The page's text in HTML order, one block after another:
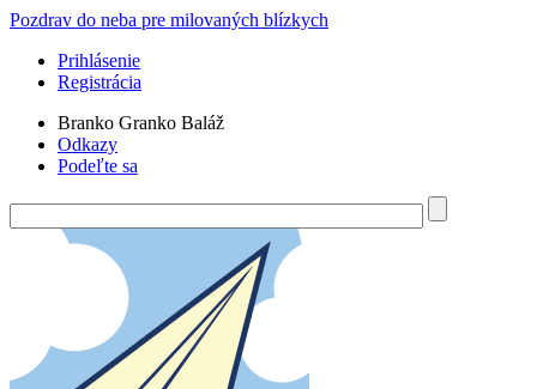
Skočiť na hlavný obsah
Pozdrav do neba pre milovaných blízkych
Prihlásenie
Registrácia
Branko Granko Baláž
Odkazy
Podeľte sa
Vyhľadávanie
Hľadať